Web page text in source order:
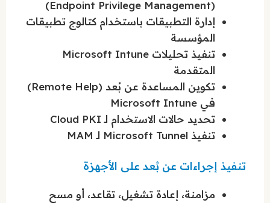
(Endpoint Privilege Management)
إدارة التطبيقات باستخدام كتالوج تطبيقات
المؤسسة
تنفيذ تحليلات Microsoft Intune
المتقدمة
تكوين المساعدة عن بُعد (Remote Help)
في Microsoft Intune
تحديد حالات الاستخدام لـ Cloud PKI
تنفيذ Microsoft Tunnel لـ MAM
تنفيذ إجراءات عن بُعد على الأجهزة
مزامنة، إعادة تشغيل، تقاعد، أو مسح